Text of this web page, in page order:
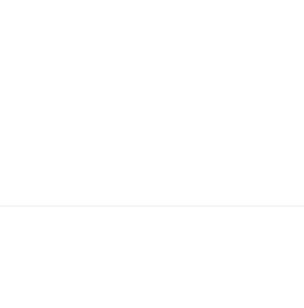
면 영원히 살 수 있다. 반대
루도 일을 하지 않으면 시